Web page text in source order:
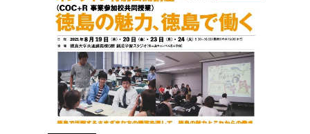
オンライン特別公開講座 開催のお知らせ